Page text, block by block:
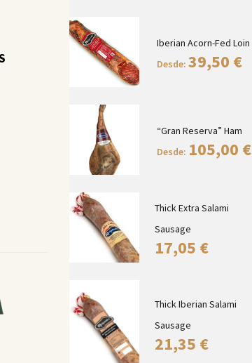
Iberian Acorn-Fed Loin
Desde: 39,50 €
“Gran Reserva” Ham
Desde: 105,00 €
Thick Extra Salami
Sausage
17,05 €
Thick Iberian Salami
Sausage
21,35 €